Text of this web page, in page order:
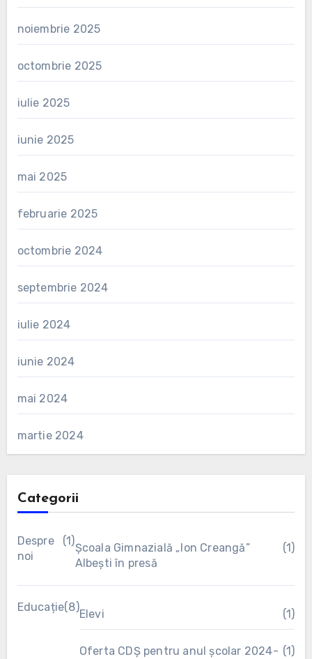
noiembrie 2025
octombrie 2025
iulie 2025
iunie 2025
mai 2025
februarie 2025
octombrie 2024
septembrie 2024
iulie 2024
iunie 2024
mai 2024
martie 2024
Categorii
Despre
noi
(1)
Școala Gimnazială „Ion Creangă”
Albești în presă
(1)
Educație(8)
Elevi (1)
Oferta CDȘ pentru anul școlar 2024- (1)